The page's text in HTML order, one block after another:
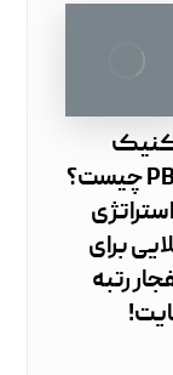
PBN چیست؟
5 استراتژی
برای
رتبه